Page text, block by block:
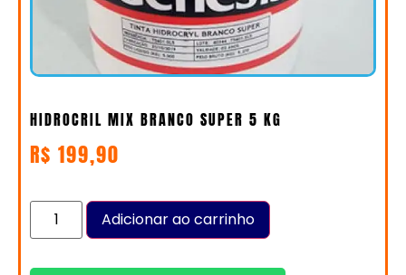
HIDROCRIL MIX BRANCO SUPER 5 KG
R$ 199,90
Adicionar ao carrinho